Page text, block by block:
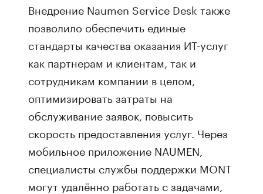
Внедрение Naumen Service Desk также
позволило обеспечить единые
стандарты качества оказания ИТ-услуг
как партнерам и клиентам, так и
сотрудникам компании в целом,
оптимизировать затраты на
обслуживание заявок, повысить
скорость предоставления услуг. Через
мобильное приложение NAUMEN,
специалисты службы поддержки MONT
могут удалённо работать с задачами,